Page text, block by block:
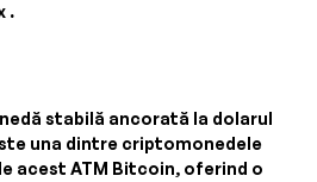
.
stabilă ancorată la dolarul
una dintre criptomonedele
acest ATM Bitcoin, oferind o